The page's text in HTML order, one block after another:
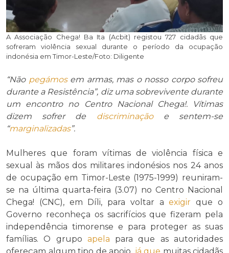
A Associação Chega! Ba Ita (Acbit) registou 727 cidadãs que
sofreram violência sexual durante o período da ocupação
indonésia em Timor-Leste/Foto: Diligente
“Não pegámosem armas, mas o nosso corpo sofreu
durante a Resistência”, diz uma sobrevivente durante
um encontro no Centro Nacional Chega!. Vítimas
dizem sofrer de discriminaçãoe sentem-se
“marginalizadas”.
Mulheres que foram vítimas de violência física e
sexual às mãos dos militares indonésios nos 24 anos
de ocupação em Timor-Leste (1975-1999) reuniram-
se na última quarta-feira (3.07) no Centro Nacional
Chega! (CNC), em Díli, para voltar aexigir que o
Governo reconheça os sacrifícios que fizeram pela
independência timorense e para proteger as suas
famílias. O grupo apela para que as autoridades